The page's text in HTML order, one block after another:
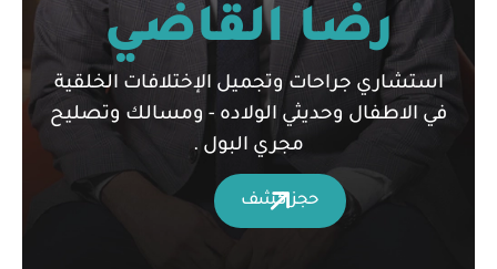
رضا القاضي
استشاري جراحات وتجميل الإختلافات الخلقية
في الاطفال وحديثي الولاده - ومسالك وتصليح
مجري البول .
حجز كشف